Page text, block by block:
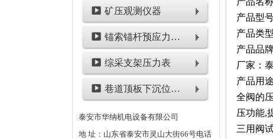
矿压观测仪器
锚索锚杆预应力检测设备
综采支架压力表
巷道顶板下沉位移类仪表
泰安市华纳机电设备有限公司
地 址：山东省泰安市灵山大街66号电话
产品型
产品类
产品品
厂家：
产品用
全阀的
压功能,
三用阀